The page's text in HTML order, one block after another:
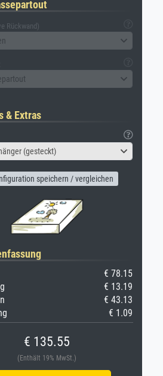
Rückwand)
& Extras
(gesteckt)
speichern / vergleichen
€ 78.15
€ 13.19
€ 43.13
€ 1.09
€ 135.55
(Enthält 19% MwSt.)